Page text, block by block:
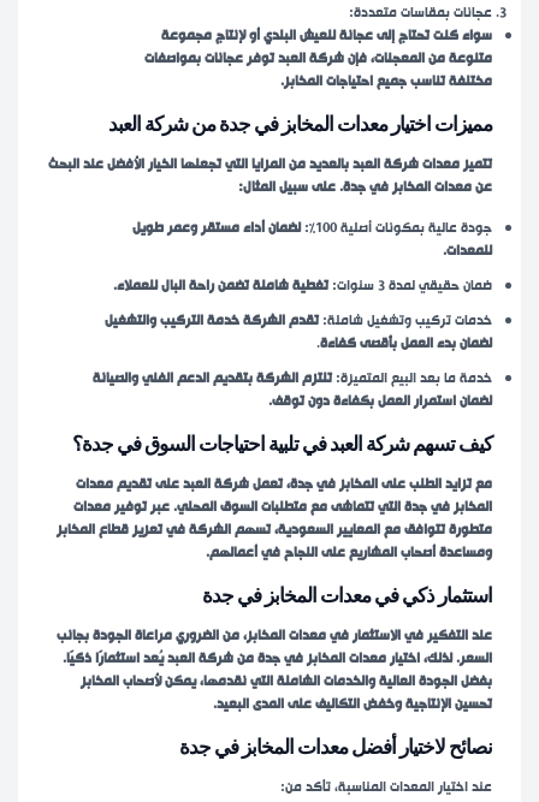
عجانات بمقاسات متعددة:
سواء كنت تحتاج إلى عجانة للعيش البلدي أو لإنتاج مجموعة
متنوعة من المعجنات، فإن شركة العبد توفر عجانات بمواصفات
مختلفة تناسب جميع احتياجات المخابز.
مميزات اختيارمعدات المخابز في جدةمن شركة العبد
تتميز معدات شركة العبد بالعديد من المزايا التي تجعلها الخيار الأفضل عند البحث
عن معدات المخابز في جدة. على سبيل المثال:
جودة عالية بمكونات أصلية 100%:
لضمان أداء مستقر وعمر طويل
للمعدات.
ضمان حقيقي لمدة 3 سنوات:
تغطية شاملة تضمن راحة البال للعملاء.
خدمات تركيب وتشغيل شاملة:تقدم الشركة خدمة التركيب والتشغيل
لضمان بدء العمل بأقصى كفاءة.
خدمة ما بعد البيع المتميزة:تلتزم الشركة بتقديم الدعم الفني والصيانة
لضمان استمرار العمل بكفاءة دون توقف.
كيف تسهم شركة العبد في تلبية احتياجات السوق في جدة؟
مع تزايد الطلب على المخابز في جدة، تعمل شركة العبد على تقديم معدات
المخابز في جدة التي تتماشى مع متطلبات السوق المحلي. عبر توفير معدات
متطورة تتوافق مع المعايير السعودية، تسهم الشركة في تعزيز قطاع المخابز
ومساعدة أصحاب المشاريع على النجاح في أعمالهم.
استثمار ذكي فيمعدات المخابز في جدة
عند التفكير في الاستثمار في معدات المخابز، من الضروري مراعاة الجودة بجانب
السعر. لذلك، اختيار معدات المخابز في جدة من شركة العبد يُعد استثمارًا ذكيًا.
بفضل الجودة العالية والخدمات الشاملة التي نقدمها، يمكن لأصحاب المخابز
تحسين الإنتاجية وخفض التكاليف على المدى البعيد.
نصائح لاختيار أفضلمعدات المخابز في جدة
عند اختيار المعدات المناسبة، تأكد من: